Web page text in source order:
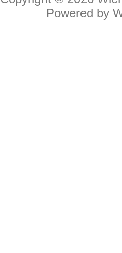
Powered by